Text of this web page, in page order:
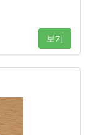
보기